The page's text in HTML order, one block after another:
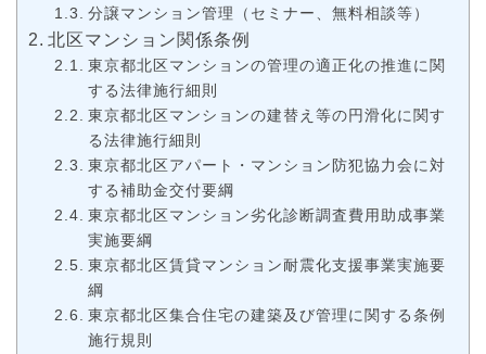
分譲マンション管理（セミナー、無料相談等）
北区マンション関係条例
東京都北区マンションの管理の適正化の推進に関
する法律施行細則
東京都北区マンションの建替え等の円滑化に関す
る法律施行細則
東京都北区アパート・マンション防犯協力会に対
する補助金交付要綱
東京都北区マンション劣化診断調査費用助成事業
実施要綱
東京都北区賃貸マンション耐震化支援事業実施要
綱
東京都北区集合住宅の建築及び管理に関する条例
施行規則